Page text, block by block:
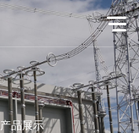
产品展示